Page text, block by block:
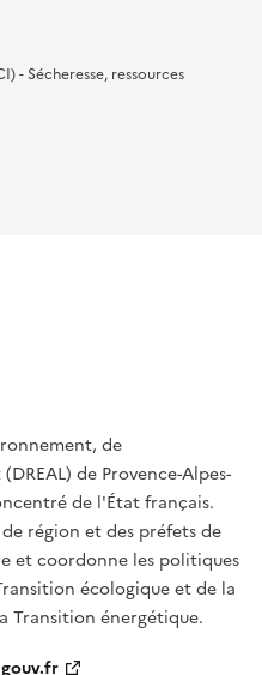
- Sécheresse, ressources
de
de Provence-Alpes-
de l'État français.
région et des préfets de
et coordonne les politiques
écologique et de la
Transition énergétique.